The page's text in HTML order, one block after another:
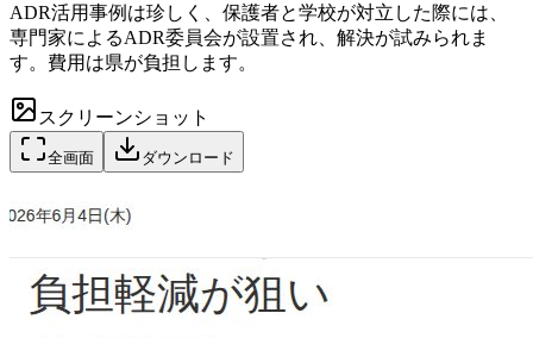
ADR活用事例は珍しく、保護者と学校が対立した際には、
専門家によるADR委員会が設置され、解決が試みられま
す。費用は県が負担します。
スクリーンショット
全画面 ダウンロード